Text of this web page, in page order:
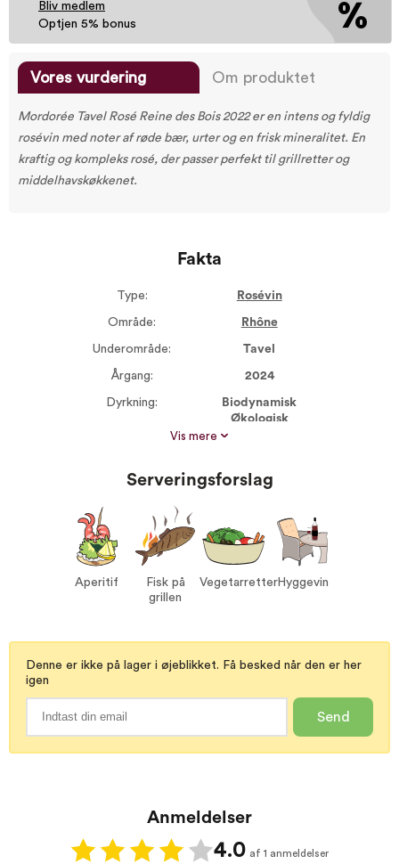
Bliv medlem
Optjen 5% bonus
Vores vurdering Om produktet
Mordorée Tavel Rosé Reine des Bois 2022 er en intens og fyldig
rosévin med noter af røde bær, urter og en frisk mineralitet. En
kraftig og kompleks rosé, der passer perfekt til grillretter og
middelhavskøkkenet.
Fakta
Type: Rosévin
Område: Rhône
Underområde: Tavel
Årgang: 2024
Dyrkning:
Biodynamisk
Økologisk
Proptype: Kork
Grenache 100%
Serveres ved: 8-10°C
Vin til:
Aperitif
Fisk på grillen
Vis mere
Serveringsforslag
Aperitif
Fisk på
grillen
VegetarretterHyggevin
Denne er ikke på lager i øjeblikket. Få besked når den er her
igen
Send
Anmeldelser
4.0 af 1 anmeldelser